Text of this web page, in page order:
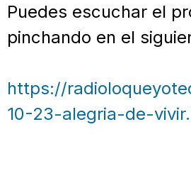
Puedes escuchar el
pinchando en el
https://
10-23-alegria-de-